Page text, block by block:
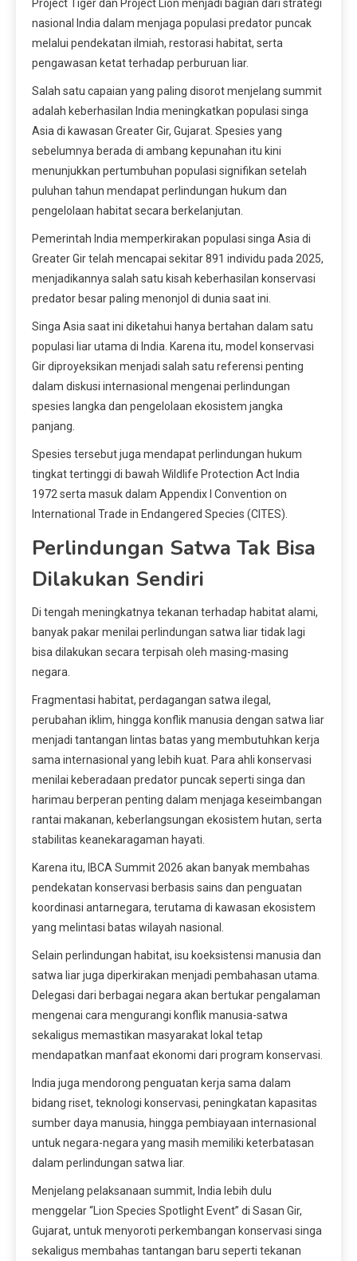
Project Tiger dan Project Lion menjadi bagian dari strategi
nasional India dalam menjaga populasi predator puncak
melalui pendekatan ilmiah, restorasi habitat, serta
pengawasan ketat terhadap perburuan liar.
Salah satu capaian yang paling disorot menjelang summit
adalah keberhasilan India meningkatkan populasi singa
Asia di kawasan Greater Gir, Gujarat. Spesies yang
sebelumnya berada di ambang kepunahan itu kini
menunjukkan pertumbuhan populasi signifikan setelah
puluhan tahun mendapat perlindungan hukum dan
pengelolaan habitat secara berkelanjutan.
Pemerintah India memperkirakan populasi singa Asia di
Greater Gir telah mencapai sekitar 891 individu pada 2025,
menjadikannya salah satu kisah keberhasilan konservasi
predator besar paling menonjol di dunia saat ini.
Singa Asia saat ini diketahui hanya bertahan dalam satu
populasi liar utama di India. Karena itu, model konservasi
Gir diproyeksikan menjadi salah satu referensi penting
dalam diskusi internasional mengenai perlindungan
spesies langka dan pengelolaan ekosistem jangka
panjang.
Spesies tersebut juga mendapat perlindungan hukum
tingkat tertinggi di bawah Wildlife Protection Act India
1972 serta masuk dalam Appendix I Convention on
International Trade in Endangered Species (CITES).
Perlindungan Satwa Tak Bisa
Dilakukan Sendiri
Di tengah meningkatnya tekanan terhadap habitat alami,
banyak pakar menilai perlindungan satwa liar tidak lagi
bisa dilakukan secara terpisah oleh masing-masing
negara.
Fragmentasi habitat, perdagangan satwa ilegal,
perubahan iklim, hingga konflik manusia dengan satwa liar
menjadi tantangan lintas batas yang membutuhkan kerja
sama internasional yang lebih kuat. Para ahli konservasi
menilai keberadaan predator puncak seperti singa dan
harimau berperan penting dalam menjaga keseimbangan
rantai makanan, keberlangsungan ekosistem hutan, serta
stabilitas keanekaragaman hayati.
Karena itu, IBCA Summit 2026 akan banyak membahas
pendekatan konservasi berbasis sains dan penguatan
koordinasi antarnegara, terutama di kawasan ekosistem
yang melintasi batas wilayah nasional.
Selain perlindungan habitat, isu koeksistensi manusia dan
satwa liar juga diperkirakan menjadi pembahasan utama.
Delegasi dari berbagai negara akan bertukar pengalaman
mengenai cara mengurangi konflik manusia-satwa
sekaligus memastikan masyarakat lokal tetap
mendapatkan manfaat ekonomi dari program konservasi.
India juga mendorong penguatan kerja sama dalam
bidang riset, teknologi konservasi, peningkatan kapasitas
sumber daya manusia, hingga pembiayaan internasional
untuk negara-negara yang masih memiliki keterbatasan
dalam perlindungan satwa liar.
Menjelang pelaksanaan summit, India lebih dulu
menggelar “Lion Species Spotlight Event” di Sasan Gir,
Gujarat, untuk menyoroti perkembangan konservasi singa
sekaligus membahas tantangan baru seperti tekanan